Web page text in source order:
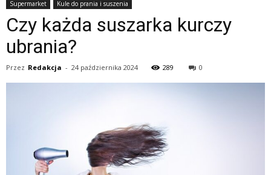
Supermarket Kule do prania i suszenia
Czy każda suszarka kurczy
ubrania?
Przez Redakcja - 24 października 2024 289 0